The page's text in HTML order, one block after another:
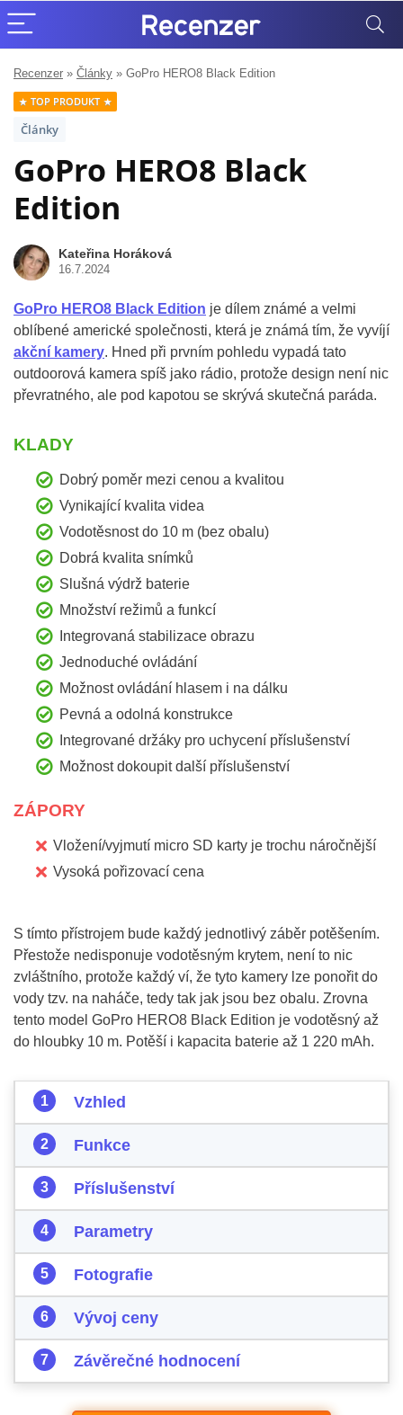
Recenzer » Články » GoPro HERO8 Black Edition
TOP PRODUKT
Články
GoPro HERO8 Black
Edition
Kateřina Horáková
16.7.2024
GoPro HERO8 Black Edition je dílem známé a velmi
oblíbené americké společnosti, která je známá tím, že vyvíjí
akční kamery. Hned při prvním pohledu vypadá tato
outdoorová kamera spíš jako rádio, protože design není nic
převratného, ale pod kapotou se skrývá skutečná paráda.
KLADY
Dobrý poměr mezi cenou a kvalitou
Vynikající kvalita videa
Vodotěsnost do 10 m (bez obalu)
Dobrá kvalita snímků
Slušná výdrž baterie
Množství režimů a funkcí
Integrovaná stabilizace obrazu
Jednoduché ovládání
Možnost ovládání hlasem i na dálku
Pevná a odolná konstrukce
Integrované držáky pro uchycení příslušenství
Možnost dokoupit další příslušenství
ZÁPORY
Vložení/vyjmutí micro SD karty je trochu náročnější
Vysoká pořizovací cena
S tímto přístrojem bude každý jednotlivý záběr potěšením.
Přestože nedisponuje vodotěsným krytem, není to nic
zvláštního, protože každý ví, že tyto kamery lze ponořit do
vody tzv. na naháče, tedy tak jak jsou bez obalu. Zrovna
tento model GoPro HERO8 Black Edition je vodotěsný až
do hloubky 10 m. Potěší i kapacita baterie až 1 220 mAh.
Vzhled
Funkce
Příslušenství
Parametry
Fotografie
Vývoj ceny
Závěrečné hodnocení